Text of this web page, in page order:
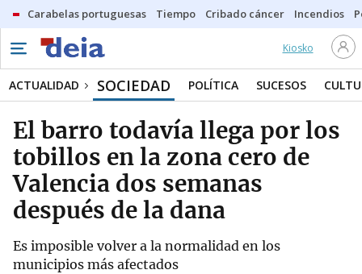
Carabelas portuguesas Tiempo Cribado cáncer Incendios
Kiosko
ACTUALIDAD SOCIEDAD POLÍTICA SUCESOS
El barro todavía llega por los
tobillos en la zona cero de
Valencia dos semanas
después de la dana
Es imposible volver a la normalidad en los
municipios más afectados